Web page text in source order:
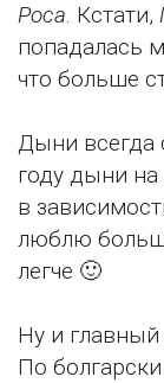
Роса. Кстати,
попадалась
что больше
Дыни всегда
году дыни
в
люблю
легче 🙂
Ну и
По